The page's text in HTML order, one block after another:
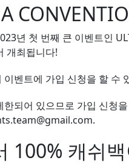
년 첫 번째 큰 이벤트인
개최됩니다!
벤트에 가입 신청을 할 수
되어 있으므로 가입 신청
100% 캐쉬